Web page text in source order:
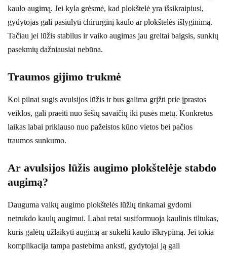
kaulo augimą. Jei kyla grėsmė, kad plokštelė yra išsikraipiusi,
gydytojas gali pasiūlyti chirurginį kaulo ar plokštelės išlyginimą.
Tačiau jei lūžis stabilus ir vaiko augimas jau greitai baigsis, sunkių
pasekmių dažniausiai nebūna.
Traumos gijimo trukmė
Kol pilnai sugis avulsijos lūžis ir bus galima grįžti prie įprastos
veiklos, gali praeiti nuo šešių savaičių iki pusės metų. Konkretus
laikas labai priklauso nuo pažeistos kūno vietos bei pačios
traumos sunkumo.
Ar avulsijos lūžis augimo plokštelėje stabdo
augimą?
Dauguma vaikų augimo plokštelės lūžių tinkamai gydomi
netrukdo kaulų augimui. Labai retai susiformuoja kaulinis tiltukas,
kuris galėtų užlaikyti augimą ar sukelti kaulo iškrypimą. Jei tokia
komplikacija tampa pastebima anksti, gydytojai ją gali